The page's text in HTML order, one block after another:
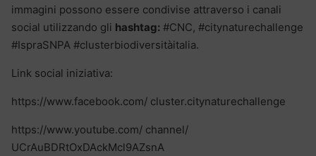
immagini possono essere condivise attraverso i canali
social utilizzando gli hashtag: #CNC, #citynaturechallenge
#IspraSNPA #clusterbiodiversitàitalia.
Link social iniziativa:
https://www.facebook.com/ cluster.citynaturechallenge
https://www.youtube.com/ channel/
UCrAuBDRtOxDAckMcl9AZsnA